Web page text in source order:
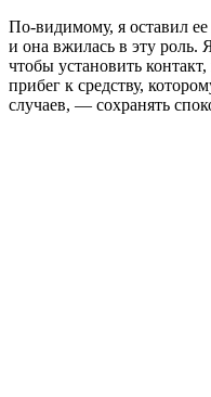
По-видимому, я оставил
и она вжилась в эту роль.
чтобы установить
прибег к средству,
случаев, — сохранять